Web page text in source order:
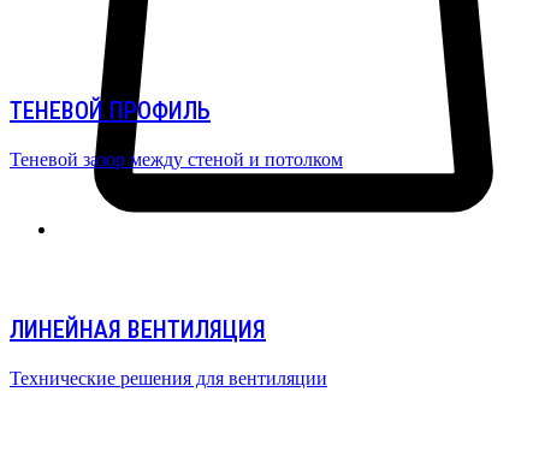
ТЕНЕВОЙ ПРОФИЛЬ
Теневой зазор между стеной и потолком
ЛИНЕЙНАЯ ВЕНТИЛЯЦИЯ
Технические решения для вентиляции